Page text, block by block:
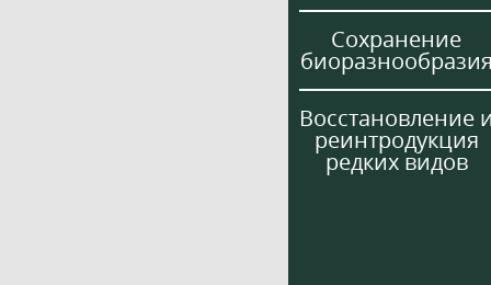
Сохранение
Восстановление
реинтродукция
редких видов